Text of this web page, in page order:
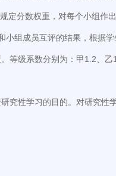
分数权重，对每个小组作出
组成员互评的结果，根据学
等级系数分别为：甲1.2、乙
究性学习的目的。对研究性